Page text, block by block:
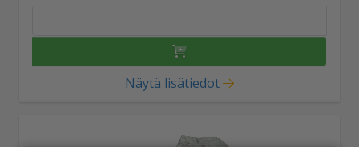
Näytä lisätiedot